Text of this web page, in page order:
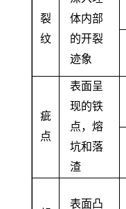
裂
纹
体内部
的开裂
迹象
疵
点
表面呈
现的铁
点，熔
坑和落
渣
表面凸